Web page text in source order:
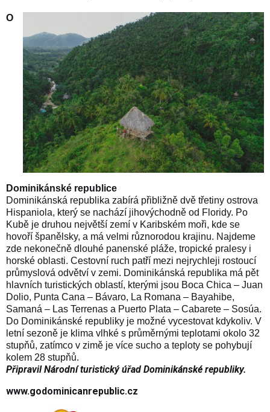
O
Dominikánské republice
Dominikánská republika zabírá přibližně dvě třetiny ostrova
Hispaniola, který se nachází jihovýchodně od Floridy. Po
Kubě je druhou největší zemí v Karibském moři, kde se
hovoří španělsky, a má velmi různorodou krajinu. Najdeme
zde nekonečně dlouhé panenské pláže, tropické pralesy i
horské oblasti. Cestovní ruch patří mezi nejrychleji rostoucí
průmyslová odvětví v zemi. Dominikánská republika má pět
hlavních turistických oblastí, kterými jsou Boca Chica – Juan
Dolio, Punta Cana – Bávaro, La Romana – Bayahibe,
Samaná – Las Terrenas a Puerto Plata – Cabarete – Sosúa.
Do Dominikánské republiky je možné vycestovat kdykoliv. V
letní sezoně je klima vlhké s průměrnými teplotami okolo 32
stupňů, zatímco v zimě je více sucho a teploty se pohybují
kolem 28 stupňů.
Připravil Národní turistický úřad Dominikánské republiky.
www.godominicanrepublic.cz